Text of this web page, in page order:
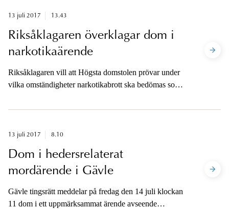
13 juli 2017 13.43
Riksåklagaren överklagar dom i
narkotikaärende
Riksåklagaren vill att Högsta domstolen prövar under
vilka omständigheter narkotikabrott ska bedömas som
tingsrätten för synnerligen grovt narkotikabrott.
narkotikabrott.
13 juli 2017 8.10
Dom i hedersrelaterat
mordärende i Gävle
Gävle tingsrätt meddelar på fredag den 14 juli klockan
11 dom i ett uppmärksammat ärende avseende